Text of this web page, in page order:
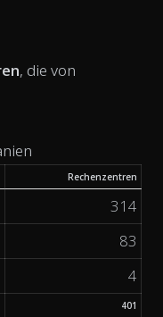
, die von
Rechenzentren
314
83
4
401